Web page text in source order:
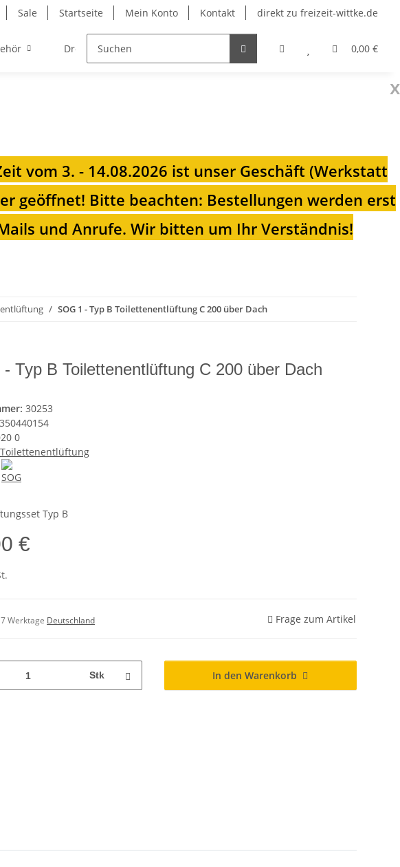
Sale Startseite Mein Konto Kontakt direkt zu freizeit-wittke.de
0,00 €
Drehkonsolen Heizungen für Ihren
x
vom 3. - 14.08.2026 ist unser Geschäft (Werkstatt
geöffnet! Bitte beachten: Bestellungen werden erst
und Anrufe. Wir bitten um Ihr Verständnis!
SOG 1 - Typ B Toilettenentlüftung C 200 über Dach
Typ B Toilettenentlüftung C 200 über Dach
30253
0
Toilettenentlüftung
Typ B
€
Werktage Deutschland Frage zum Artikel
Stk In den Warenkorb